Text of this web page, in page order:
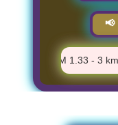
⚠️ M 1.33 - 3 km S